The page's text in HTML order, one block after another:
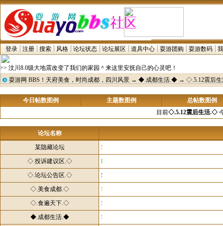
登录 注册 搜索 风格 论坛状态 论坛展区 道具中心 耍游团购 耍游数码
>> 汶川8.0级大地震改变了我们的家园＾来这里安抚自己的心灵吧！
耍游网 BBS！天府美食，时尚成都，四川风景 → ◆.成都生活.◆ → ◇.5.12震后
今日帖数图例 主题数图例
总帖数图例
目前◇.5.12震后生活.◇
论坛名称
某隐藏论坛
◇.投诉建议区.◇
◇.论坛公告区.◇
◇.美食成都.◇
◇.食遍天下.◇
◆.成都生活.◆